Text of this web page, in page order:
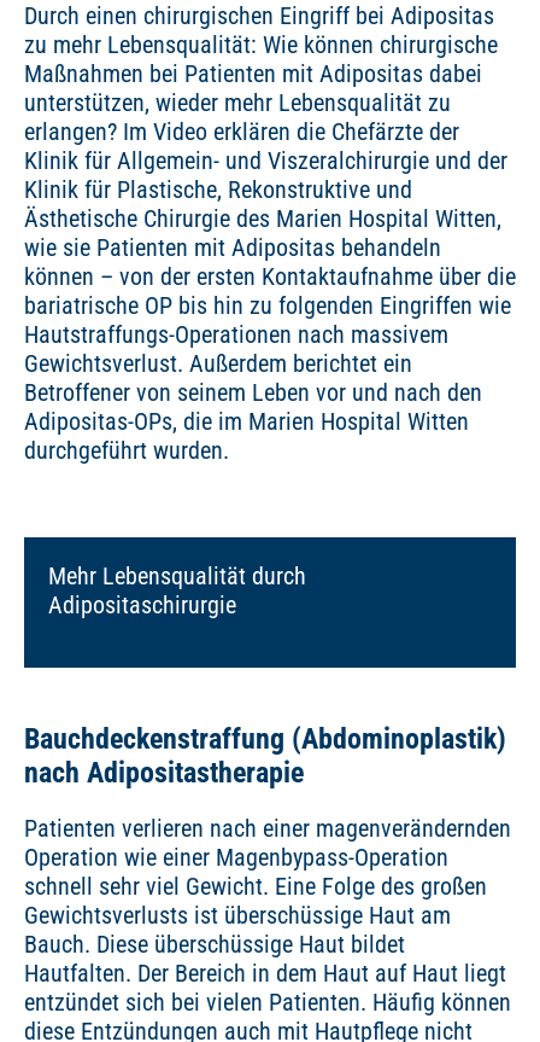
Durch einen chirurgischen Eingriff bei Adipositas
zu mehr Lebensqualität: Wie können chirurgische
Maßnahmen bei Patienten mit Adipositas dabei
unterstützen, wieder mehr Lebensqualität zu
erlangen? Im Video erklären die Chefärzte der
Klinik für Allgemein- und Viszeralchirurgie und der
Klinik für Plastische, Rekonstruktive und
Ästhetische Chirurgie des Marien Hospital Witten,
wie sie Patienten mit Adipositas behandeln
können – von der ersten Kontaktaufnahme über die
bariatrische OP bis hin zu folgenden Eingriffen wie
Hautstraffungs-Operationen nach massivem
Gewichtsverlust. Außerdem berichtet ein
Betroffener von seinem Leben vor und nach den
Adipositas-OPs, die im Marien Hospital Witten
durchgeführt wurden.
Mehr Lebensqualität durch
Adipositaschirurgie
Bauchdeckenstraffung (Abdominoplastik)
nach Adipositastherapie
Patienten verlieren nach einer magenverändernden
Operation wie einer Magenbypass-Operation
schnell sehr viel Gewicht. Eine Folge des großen
Gewichtsverlusts ist überschüssige Haut am
Bauch. Diese überschüssige Haut bildet
Hautfalten. Der Bereich in dem Haut auf Haut liegt
entzündet sich bei vielen Patienten. Häufig können
diese Entzündungen auch mit Hautpflege nicht